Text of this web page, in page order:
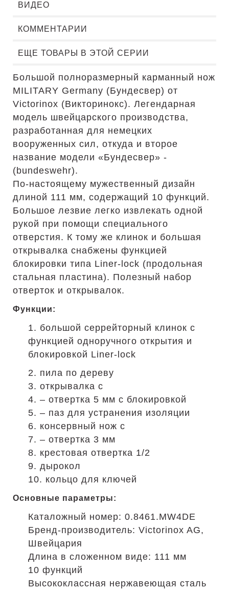
ВИДЕО
КОММЕНТАРИИ
ЕЩЕ ТОВАРЫ В ЭТОЙ СЕРИИ
Большой полноразмерный карманный нож
MILITARY Germany (Бундесвер) от
Victorinox (Викторинокс). Легендарная
модель швейцарского производства,
разработанная для немецких
вооруженных сил, откуда и второе
название модели «Бундесвер» -
(bundeswehr).
По-настоящему мужественный дизайн
длиной 111 мм, содержащий 10 функций.
Большое лезвие легко извлекать одной
рукой при помощи специального
отверстия. К тому же клинок и большая
открывалка снабжены функцией
блокировки типа Liner-lock (продольная
стальная пластина). Полезный набор
отверток и открывалок.
Функции:
1. большой серрейторный клинок с
функцией одноручного открытия и
блокировкой Liner-lock
2. пила по дереву
3. открывалка с
4. – отвертка 5 мм с блокировкой
5. – паз для устранения изоляции
6. консервный нож с
7. – отвертка 3 мм
8. крестовая отвертка 1/2
9. дырокол
10. кольцо для ключей
Основные параметры:
Каталожный номер: 0.8461.MW4DE
Бренд-производитель: Victorinox AG,
Швейцария
Длина в сложенном виде: 111 мм
10 функций
Высококлассная нержавеющая сталь